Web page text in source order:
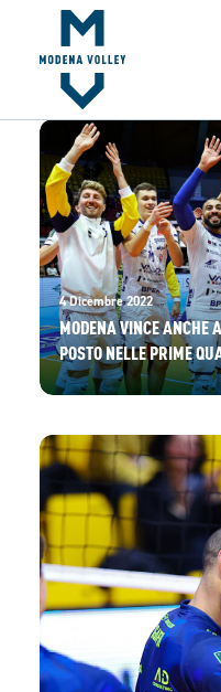
IL CLUB
NEWS
TICKETING
SUMMER CAMP
MV PARTNERS
PALAPANINI
GIOVANILI
ACADEMY
STORE
4 Dicembre 2022
MODENA VINCE ANCHE
POSTO NELLE PRIME